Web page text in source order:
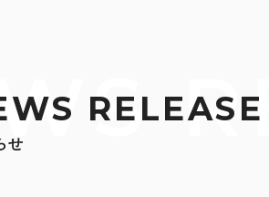
RELEASE
せ